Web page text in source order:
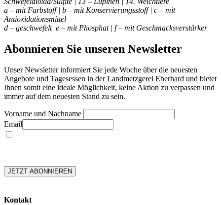
a – mit Farbstoff | b – mit Konservierungsstoff | c – mit
Antioxidationsmittel
d – geschwefelt e – mit Phosphat | f – mit Geschmacksverstärker
Abonnieren Sie unseren Newsletter
Unser Newsletter informiert Sie jede Woche über die neuesten
Angebote und Tagesessen in der Landmetzgerei Eberhard und bietet
Ihnen somit eine ideale Möglichkeit, keine Aktion zu verpassen und
immer auf dem neuesten Stand zu sein.
Vorname und Nachname
Email
Kontakt